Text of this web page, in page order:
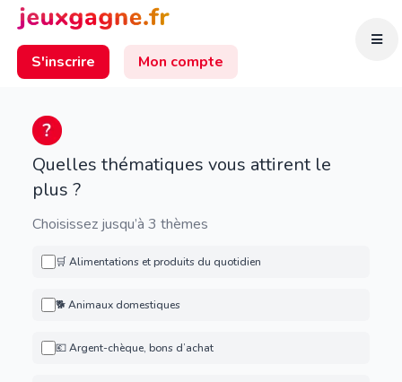
S'inscrire Mon compte
Quelles thématiques vous attirent le
plus ?
Choisissez jusqu’à 3 thèmes
🛒 Alimentations et produits du quotidien
🐕 Animaux domestiques
💶 Argent-chèque, bons d’achat